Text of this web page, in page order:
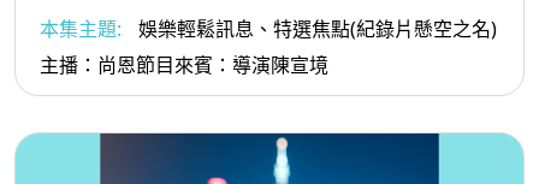
本集主題:
娛樂輕鬆訊息、特選焦點(紀錄片懸空之名)
主播：尚恩節目來賓：導演陳宣境